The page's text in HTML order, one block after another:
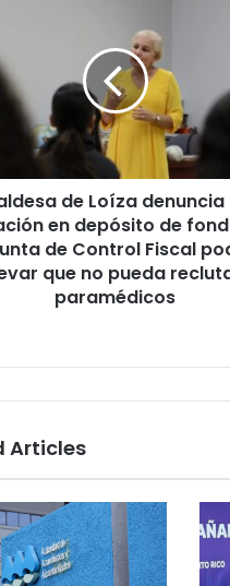
de Loíza denuncia
en depósito de
de Control Fiscal
que no pueda
paramédicos
Articles